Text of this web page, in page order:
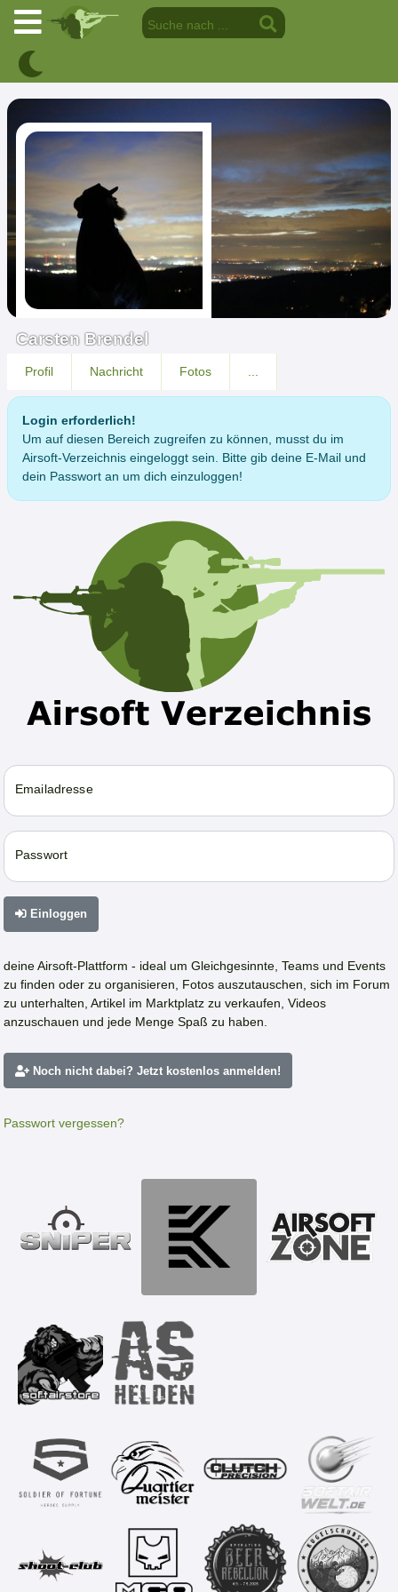
Carsten Brendel
Profil Nachricht Fotos
Login erforderlich!
Um auf diesen Bereich zugreifen zu können, musst du im
Airsoft-Verzeichnis eingeloggt sein. Bitte gib deine E-Mail und
dein Passwort an um dich einzuloggen!
Emailadresse
Passwort
Einloggen
deine Airsoft-Plattform - ideal um Gleichgesinnte, Teams und Events
zu finden oder zu organisieren, Fotos auszutauschen, sich im Forum
zu unterhalten, Artikel im Marktplatz zu verkaufen, Videos
anzuschauen und jede Menge Spaß zu haben.
Noch nicht dabei? Jetzt kostenlos anmelden!
Passwort vergessen?